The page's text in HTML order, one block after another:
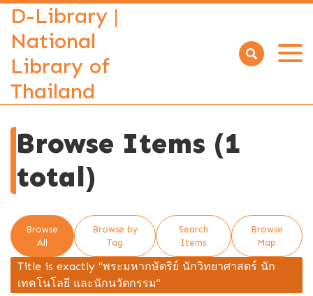
D-Library |
National
Library of
Thailand
Open
Browse Items (1
total)
Browse
All
Browse by
Tag
Search
Items
Browse
Map
Title is exactly "พระมหากษัตริย์ นักวิทยาศาสตร์ นัก
เทคโนโลยี และนักนวัตกรรม"